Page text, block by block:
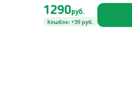
1290руб.
Кешбэк: +39 руб.